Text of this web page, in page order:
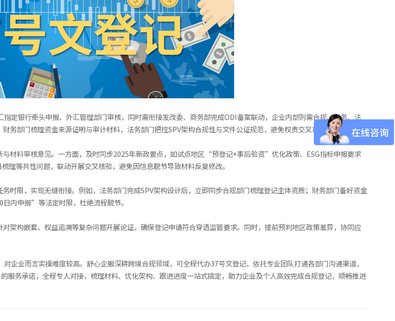
定银行牵头申报、外汇管理部门审核，同时需衔接发改委、商务部完成ODI备案联动，企业内部则需合规、财务、法
务部门梳理资金来源证明与审计材料，法务部门把控SPV架构合规性与文件公证规范，避免权责交叉或遗漏。
材料审核意见。一方面，及时同步2025年新政要点，如试点地区“预登记+事后验资”优化政策、ESG指标申报要求
等共性问题，联动开展交叉核验，避免因信息脱节导致材料反复修改。
时限，实现无缝衔接。例如，法务部门完成SPV架构设计后，立即同步合规部门梳理登记主体资质；财务部门备好资金
内申报”等法定时限，杜绝流程脱节。
架构嵌套、权益追溯等复杂问题开展论证，确保登记申请符合穿透监管要求。同时，提前预判地区政策差异，协同应
企业而言实操难度较高。舒心企服深耕跨境合规领域，可全程代办37号文登记，依托专业团队打通各部门沟通渠道，
务承诺，全程专人对接，梳理材料、优化架构、跟进进度一站式搞定，助力企业及个人高效完成合规登记，顺畅推进